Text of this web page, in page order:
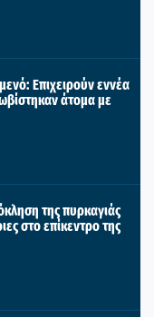
Επιχειρούν εννέα
άτομα με
της πυρκαγιάς
στο επίκεντρο της